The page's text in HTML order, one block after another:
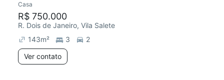
Casa
R$ 750.000
R. Dois de Janeiro, Vila Salete
143m² 3
2
Ver contato